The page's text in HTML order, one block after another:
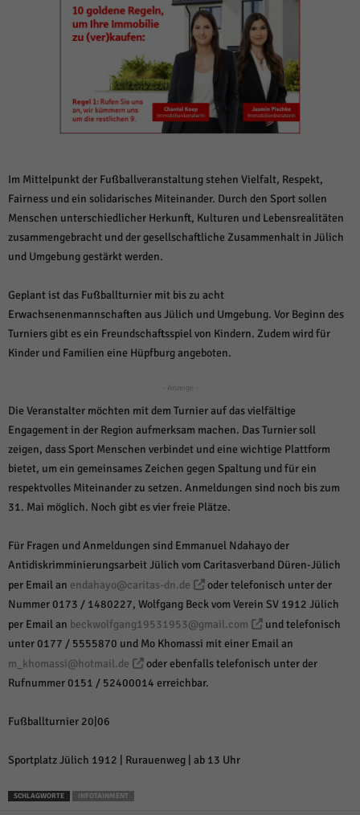
Im Mittelpunkt der Fußballveranstaltung stehen Vielfalt, Respekt,
Fairness und ein solidarisches Miteinander. Durch den Sport sollen
Menschen unterschiedlicher Herkunft, Kulturen und Lebensrealitäten
zusammengebracht und der gesellschaftliche Zusammenhalt in Jülich
und Umgebung gestärkt werden.
Geplant ist das Fußballturnier mit bis zu acht
Erwachsenenmannschaften aus Jülich und Umgebung. Vor Beginn des
Turniers gibt es ein Freundschaftsspiel von Kindern. Zudem wird für
Kinder und Familien eine Hüpfburg angeboten.
- Anzeige -
Die Veranstalter möchten mit dem Turnier auf das vielfältige
Engagement in der Region aufmerksam machen. Das Turnier soll
zeigen, dass Sport Menschen verbindet und eine wichtige Plattform
bietet, um ein gemeinsames Zeichen gegen Spaltung und für ein
respektvolles Miteinander zu setzen. Anmeldungen sind noch bis zum
31. Mai möglich. Noch gibt es vier freie Plätze.
Für Fragen und Anmeldungen sind Emmanuel Ndahayo der
Antidiskrimminierungsarbeit Jülich vom Caritasverband Düren-Jülich
per Email an endahayo@caritas-dn.de
oder telefonisch unter der
Nummer 0173 / 1480227, Wolfgang Beck vom Verein SV 1912 Jülich
per Email an beckwolfgang19531953@gmail.com
und telefonisch
unter 0177 / 5555870 und Mo Khomassi mit einer Email an
m_khomassi@hotmail.de
oder ebenfalls telefonisch unter der
Rufnummer 0151 / 52400014 erreichbar.
Fußballturnier 20|06
Sportplatz Jülich 1912 | Rurauenweg | ab 13 Uhr
SCHLAGWORTE INFOTAINMENT
Speichern und weiter
Zurück
Datenschutzeinstellungen
Essenziell (1)
Cookie-Informationen anzeigen
Statistiken (1)
Statistik Cookies erfassen Informationen anonym. Diese Informationen helfen
uns zu verstehen, wie unsere Besucher unsere Website nutzen.
Marketing (1)
Marketing-Cookies werden von Drittanbietern oder Publishern verwendet,
um personalisierte Werbung anzuzeigen. Sie tun dies, indem sie Besucher
über Websites hinweg verfolgen.
Cookie-Informationen anzeigen
Externe Medien (6)
Inhalte von Videoplattformen und Social-Media-Plattformen werden
standardmäßig blockiert. Wenn Cookies von externen Medien akzeptiert
werden, bedarf der Zugriff auf diese Inhalte keiner manuellen Einwilligung
mehr.
Cookie-Informationen anzeigen